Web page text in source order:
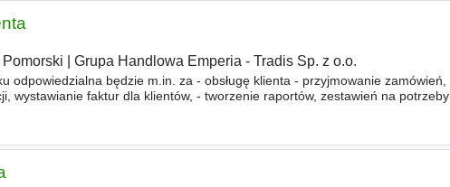
Grupa Handlowa Emperia - Tradis Sp. z o.o.
odpowiedzialna będzie m.in. za - obsługę klienta - przyjmowanie zamówień,
wystawianie faktur dla klientów, - tworzenie raportów, zestawień na potrzeby